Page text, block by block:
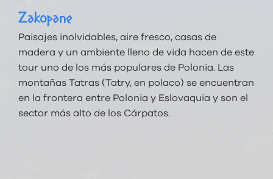
Zakopane
Paisajes inolvidables, aire fresco, casas de
madera y un ambiente lleno de vida hacen de este
tour uno de los más populares de Polonia. Las
montañas Tatras (Tatry, en polaco) se encuentran
en la frontera entre Polonia y Eslovaquia y son el
sector más alto de los Cárpatos.